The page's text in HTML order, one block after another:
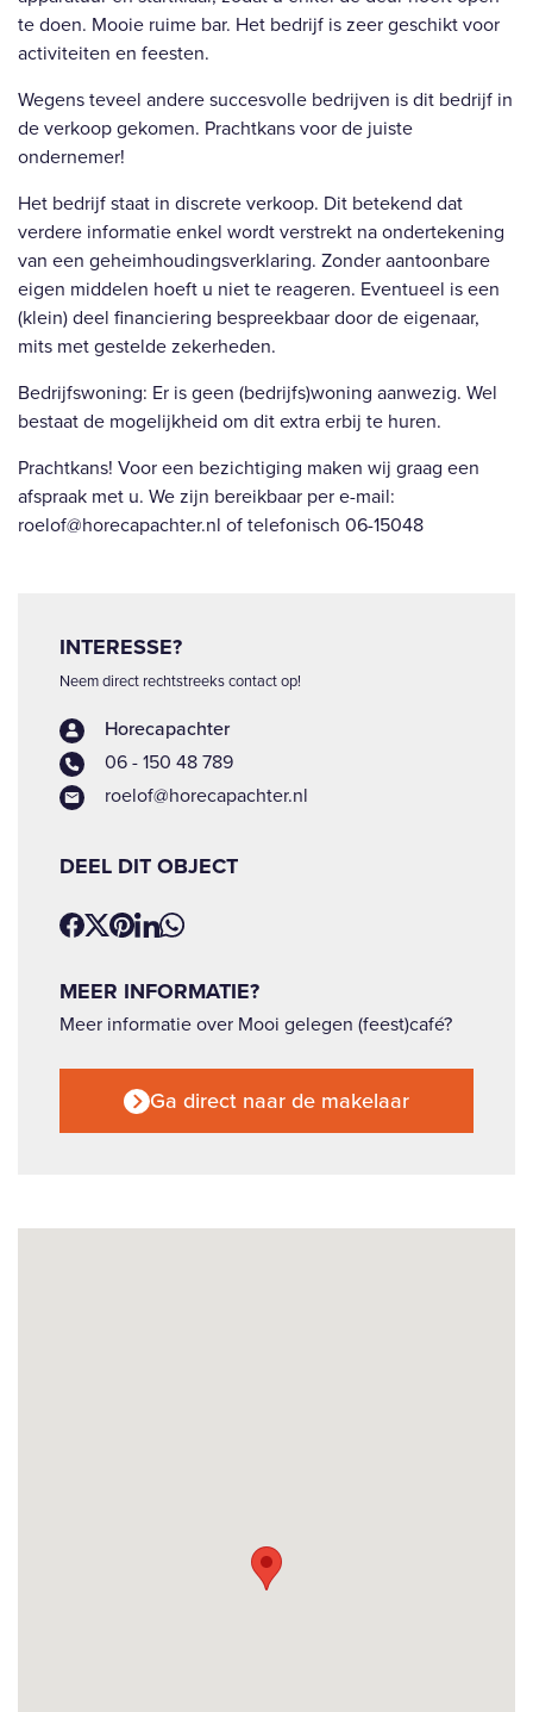
te doen. Mooie ruime bar. Het bedrijf is zeer geschikt voor
activiteiten en feesten.
Wegens teveel andere succesvolle bedrijven is dit bedrijf in
de verkoop gekomen. Prachtkans voor de juiste
ondernemer!
Het bedrijf staat in discrete verkoop. Dit betekend dat
verdere informatie enkel wordt verstrekt na ondertekening
van een geheimhoudingsverklaring. Zonder aantoonbare
eigen middelen hoeft u niet te reageren. Eventueel is een
(klein) deel financiering bespreekbaar door de eigenaar,
mits met gestelde zekerheden.
Bedrijfswoning: Er is geen (bedrijfs)woning aanwezig. Wel
bestaat de mogelijkheid om dit extra erbij te huren.
Prachtkans! Voor een bezichtiging maken wij graag een
afspraak met u. We zijn bereikbaar per e-mail:
roelof@horecapachter.nl of telefonisch 06-15048
INTERESSE?
Neem direct rechtstreeks contact op!
Horecapachter
06 - 150 48 789
roelof@horecapachter.nl
DEEL DIT OBJECT
MEER INFORMATIE?
Meer informatie over Mooi gelegen (feest)café?
Ga direct naar de makelaar